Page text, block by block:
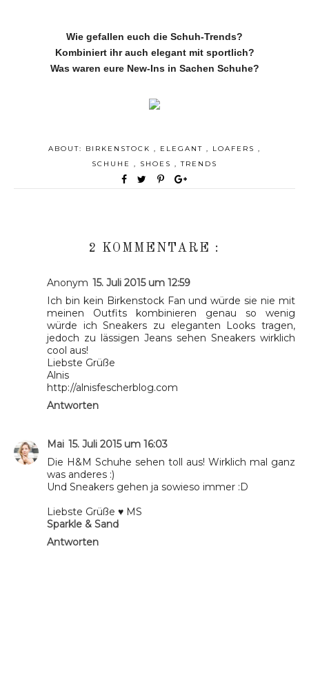
Wie gefallen euch die Schuh-Trends?
Kombiniert ihr auch elegant mit sportlich?
Was waren eure New-Ins in Sachen Schuhe?
ABOUT: BIRKENSTOCK , ELEGANT , LOAFERS ,
SCHUHE , SHOES ,TRENDS
2 KOMMENTARE :
Anonym 15. Juli 2015 um 12:59
Ich bin kein Birkenstock Fan und würde sie nie mit
meinen Outfits kombinieren genau so wenig
würde ich Sneakers zu eleganten Looks tragen,
jedoch zu lässigen Jeans sehen Sneakers wirklich
cool aus!
Liebste Grüße
Alnis
http://alnisfescherblog.com
Antworten
Mai 15. Juli 2015 um 16:03
Die H&M Schuhe sehen toll aus! Wirklich mal ganz
was anderes :)
Und Sneakers gehen ja sowieso immer :D
Liebste Grüße ♥ MS
Sparkle & Sand
Antworten